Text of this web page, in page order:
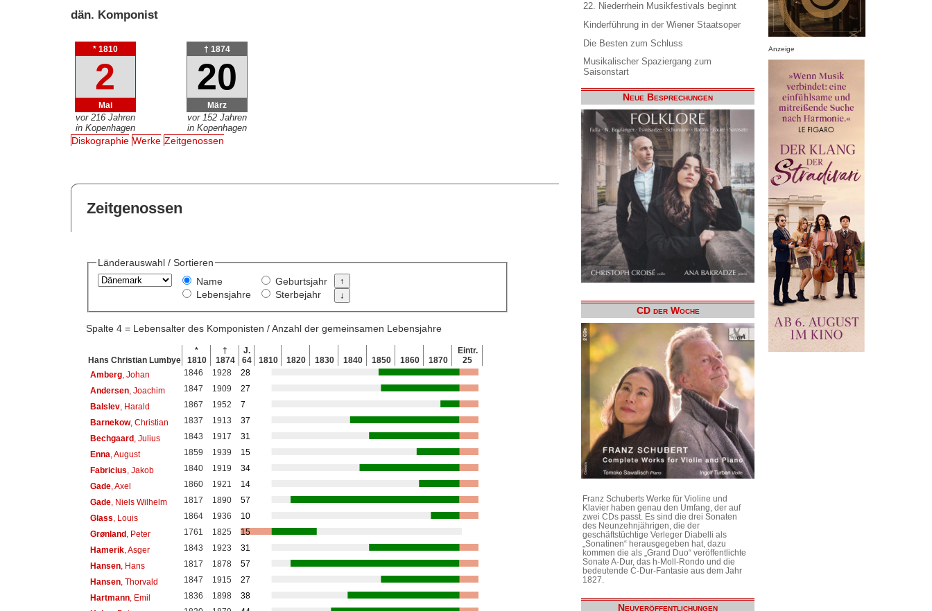
dän. Komponist
* 1810
2
Mai
vor 216 Jahren
in Kopenhagen
† 1874
20
März
vor 152 Jahren
in Kopenhagen
Diskographie Werke Zeitgenossen
Zeitgenossen
Länderauswahl / Sortieren
Name
Lebensjahre
Geburtsjahr
Sterbejahr
Spalte 4 = Lebensalter des Komponisten / Anzahl der gemeinsamen Lebensjahre
Hans Christian Lumbye
*
1810
†
1874
J.
64
1810 1820 1830 1840 1850 1860 1870
Eintr.
25
Amberg, Johan 1846 1928
28
Andersen, Joachim 1847 1909
27
Balslev, Harald 1867 1952
7
Barnekow, Christian 1837 1913
37
Bechgaard, Julius 1843 1917
31
Enna , August 1859 1939
15
Fabricius , Jakob 1840 1919
34
Gade, Axel 1860 1921
14
Gade, Niels Wilhelm 1817 1890
57
Glass , Louis 1864 1936
10
Grønland, Peter 1761 1825
15
Hamerik, Asger 1843 1923
31
Hansen, Hans 1817 1878
57
Hansen, Thorvald 1847 1915
27
Hartmann, Emil 1836 1898
38
22. Niederrhein Musikfestivals beginnt
Kinderführung in der Wiener Staatsoper
Die Besten zum Schluss
Musikalischer Spaziergang zum
Saisonstart
Neue Besprechungen
CD der Woche
Franz Schuberts Werke für Violine und
Klavier haben genau den Umfang, der auf
zwei CDs passt. Es sind die drei Sonaten
des Neunzehnjährigen, die der
geschäftstüchtige Verleger Diabelli als
„Sonatinen“ herausgegeben hat, dazu
kommen die als „Grand Duo“ veröffentlichte
Sonate A-Dur, das h-Moll-Rondo und die
bedeutende C-Dur-Fantasie aus dem Jahr
1827.
Neuveröffentlichungen
Anzeige